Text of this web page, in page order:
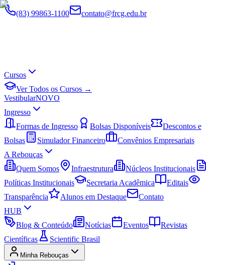
(83) 99863-1100 contato@frcg.edu.br
Cursos
Ver Todos os Cursos →
VestibularNOVO
Ingresso
Formas de Ingresso
Bolsas Disponíveis
Descontos e
Bolsas
Simulador Financeiro
Convênios Empresariais
A Rebouças
Quem Somos
Infraestrutura
Núcleos Institucionais
Políticas Institucionais
Secretaria Acadêmica
Editais
Transparência
Alunos em Destaque
Contato
HUB
Blog & Conteúdo
Notícias Eventos
Revistas
Científicas
Scientific Brasil
Minha Rebouças